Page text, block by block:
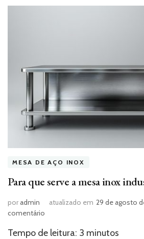
MESA DE AÇO INOX
Para que serve a mesa inox
poradmin atualizado em 29 de agosto
comentário
que
Tempo de leitura: 3 minutos